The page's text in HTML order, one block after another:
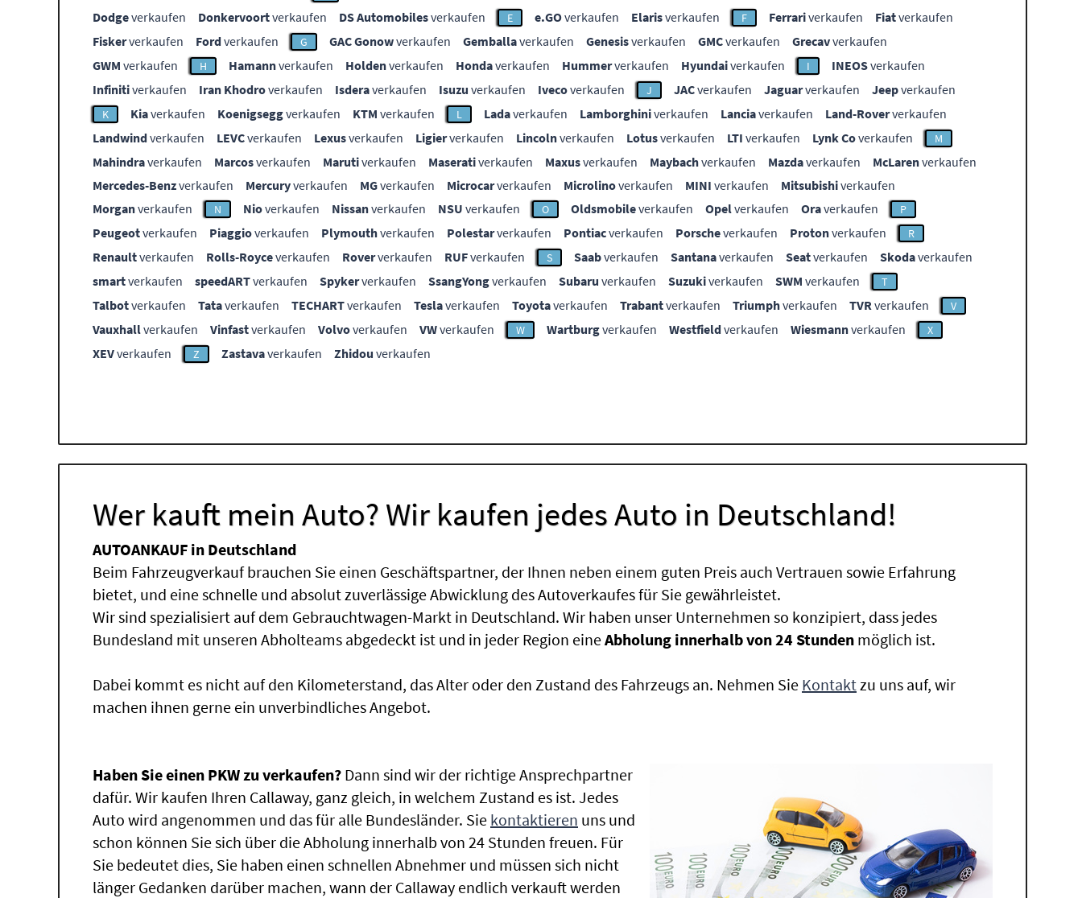
Dodgeverkaufen Donkervoortverkaufen DS Automobilesverkaufen E e.GOverkaufen Elarisverkaufen F Ferrariverkaufen Fiatverkaufen
Fiskerverkaufen Fordverkaufen G GAC Gonowverkaufen Gemballaverkaufen Genesisverkaufen GMCverkaufen Grecavverkaufen
GWM verkaufen H Hamannverkaufen Holdenverkaufen Hondaverkaufen Hummerverkaufen Hyundaiverkaufen I INEOSverkaufen
Infinitiverkaufen Iran Khodroverkaufen Isderaverkaufen Isuzu verkaufen Ivecoverkaufen J JACverkaufen Jaguarverkaufen Jeepverkaufen
K Kiaverkaufen Koenigseggverkaufen KTM verkaufen L Ladaverkaufen Lamborghiniverkaufen Lanciaverkaufen Land-Roververkaufen
Landwindverkaufen LEVCverkaufen Lexusverkaufen Ligierverkaufen Lincolnverkaufen Lotusverkaufen LTI verkaufen Lynk Coverkaufen M
Mahindraverkaufen Marcosverkaufen Marutiverkaufen Maserativerkaufen Maxusverkaufen Maybachverkaufen Mazdaverkaufen McLarenverkaufen
Mercedes-Benzverkaufen Mercuryverkaufen MGverkaufen Microcarverkaufen Microlinoverkaufen MINI verkaufen Mitsubishiverkaufen
Morganverkaufen N Nioverkaufen Nissanverkaufen NSU verkaufen O Oldsmobileverkaufen Opelverkaufen Oraverkaufen P
Peugeotverkaufen Piaggioverkaufen Plymouthverkaufen Polestarverkaufen Pontiacverkaufen Porscheverkaufen Protonverkaufen R
Renaultverkaufen Rolls-Royceverkaufen Roververkaufen RUFverkaufen S Saabverkaufen Santanaverkaufen Seatverkaufen Skodaverkaufen
smartverkaufen speedARTverkaufen Spykerverkaufen SsangYongverkaufen Subaru verkaufen Suzukiverkaufen SWM verkaufen T
Talbotverkaufen Tataverkaufen TECHARTverkaufen Teslaverkaufen Toyotaverkaufen Trabantverkaufen Triumphverkaufen TVRverkaufen V
Vauxhallverkaufen Vinfastverkaufen Volvoverkaufen VWverkaufen W Wartburgverkaufen Westfieldverkaufen Wiesmannverkaufen X
XEVverkaufen Z Zastavaverkaufen Zhidou verkaufen
Wer kauft mein Auto? Wir kaufen jedes Auto in Deutschland!
AUTOANKAUF in Deutschland
Beim Fahrzeugverkauf brauchen Sie einen Geschäftspartner, der Ihnen neben einem guten Preis auch Vertrauen sowie Erfahrung
bietet, und eine schnelle und absolut zuverlässige Abwicklung des Autoverkaufes für Sie gewährleistet.
Wir sind spezialisiert auf dem Gebrauchtwagen-Markt in Deutschland. Wir haben unser Unternehmen so konzipiert, dass jedes
Bundesland mit unseren Abholteams abgedeckt ist und in jeder Region eineAbholung innerhalb von 24 Stunden möglich ist.
Dabei kommt es nicht auf den Kilometerstand, das Alter oder den Zustand des Fahrzeugs an. Nehmen Sie Kontaktzu uns auf, wir
machen ihnen gerne ein unverbindliches Angebot.
Haben Sie einen PKW zu verkaufen? Dann sind wir der richtige Ansprechpartner
dafür. Wir kaufen Ihren Callaway, ganz gleich, in welchem Zustand es ist. Jedes
Auto wird angenommen und das für alle Bundesländer. Sie kontaktieren uns und
schon können Sie sich über die Abholung innerhalb von 24 Stunden freuen. Für
Sie bedeutet dies, Sie haben einen schnellen Abnehmer und müssen sich nicht
länger Gedanken darüber machen, wann der Callaway endlich verkauft werden